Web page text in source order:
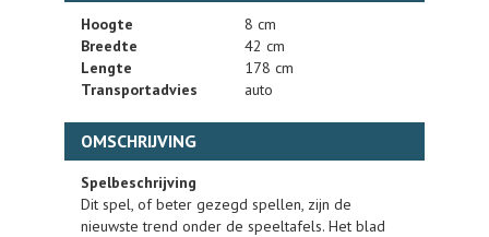
Hoogte
8 cm
Breedte
42 cm
Lengte
178 cm
Transportadvies
auto
OMSCHRIJVING
Spelbeschrijving
Dit spel, of beter gezegd spellen, zijn de
nieuwste trend onder de speeltafels. Het blad